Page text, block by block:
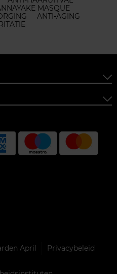
MASQUE
ANTI-AGING
April
Privacybeleid